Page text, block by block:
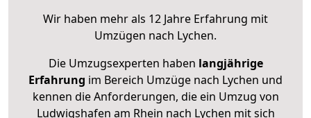
Wir haben mehr als 12 Jahre Erfahrung mit
Umzügen nach Lychen.
Die Umzugsexperten haben langjährige
Erfahrung im Bereich Umzüge nach Lychen und
kennen die Anforderungen, die ein Umzug von
Ludwigshafen am Rhein nach Lychen mit sich